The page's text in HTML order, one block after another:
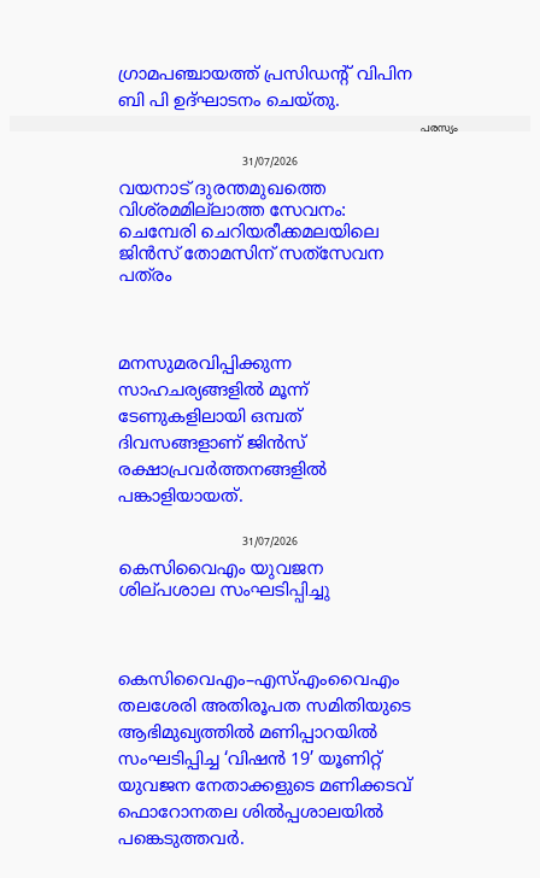
ഗ്രാമപഞ്ചായത്ത് പ്രസിഡന്റ്‌ വിപിന
ബി പി ഉദ്ഘാടനം ചെയ്തു.
പരസ്യം
31/07/2026
വയനാട് ദുരന്തമുഖത്തെ
വിശ്രമമില്ലാത്ത സേവനം:
ചെമ്പേരി ചെറിയരീക്കമലയിലെ
ജിൻസ് തോമസിന് സത്‌സേവന
പത്രം
മനസുമരവിപ്പിക്കുന്ന
സാഹചര്യങ്ങളിൽ മൂന്ന്
ടേണുകളിലായി ഒമ്പത്
ദിവസങ്ങളാണ് ജിൻസ്
രക്ഷാപ്രവർത്തനങ്ങളിൽ
പങ്കാളിയായത്.
31/07/2026
കെസിവൈഎം യുവജന
ശില്പശാല സംഘടിപ്പിച്ചു
കെസിവൈഎം–എസ്എംവൈഎം
തലശേരി അതിരൂപത സമിതിയുടെ
ആഭിമുഖ്യത്തിൽ മണിപ്പാറയിൽ
സംഘടിപ്പിച്ച ‘വിഷൻ 19’ യൂണിറ്റ്
യുവജന നേതാക്കളുടെ മണിക്കടവ്
ഫൊറോനതല ശിൽപ്പശാലയിൽ
പങ്കെടുത്തവർ.